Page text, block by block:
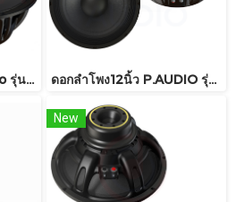
ดอกลำโพง15นิ้ว P.Audio รุ่น 15FT-76MB ดอกลำโพง12นิ้ว P.AUDIO รุ่น 12FT-76MB
New